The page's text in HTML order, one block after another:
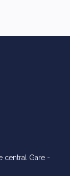
central Gare -